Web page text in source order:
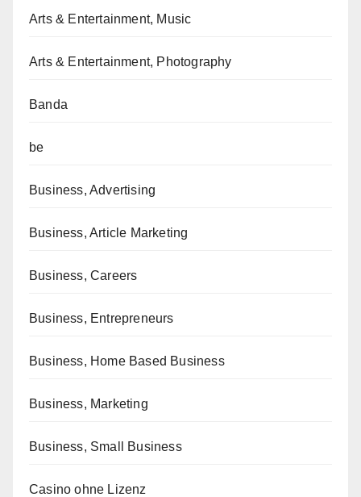
Arts & Entertainment, Music
Arts & Entertainment, Photography
Banda
be
Business, Advertising
Business, Article Marketing
Business, Careers
Business, Entrepreneurs
Business, Home Based Business
Business, Marketing
Business, Small Business
Casino ohne Lizenz